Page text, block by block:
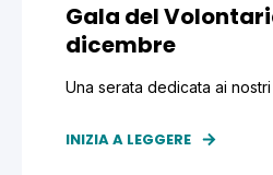
Gala del
dicembre
Una serata dedicata ai
INIZIA A LEGGERE